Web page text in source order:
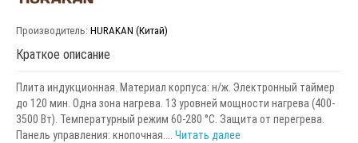
Производитель: HURAKAN (Китай)
Краткое описание
Плита индукционная. Материал корпуса: н/ж. Электронный таймер
до 120 мин. Одна зона нагрева. 13 уровней мощности нагрева (400-
3500 Вт). Температурный режим 60-280 °С. Защита от перегрева.
Панель управления: кнопочная.... Читать далее